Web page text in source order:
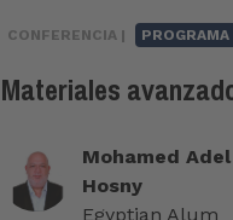
CONFERENCIA |
Materiales
Mohamed Adel
Hosny
Egyptian Alum